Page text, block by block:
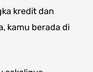
kredit dan
kamu berada di